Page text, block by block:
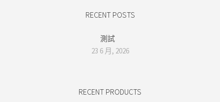
RECENT POSTS
測試
23 6 月, 2026
RECENT PRODUCTS